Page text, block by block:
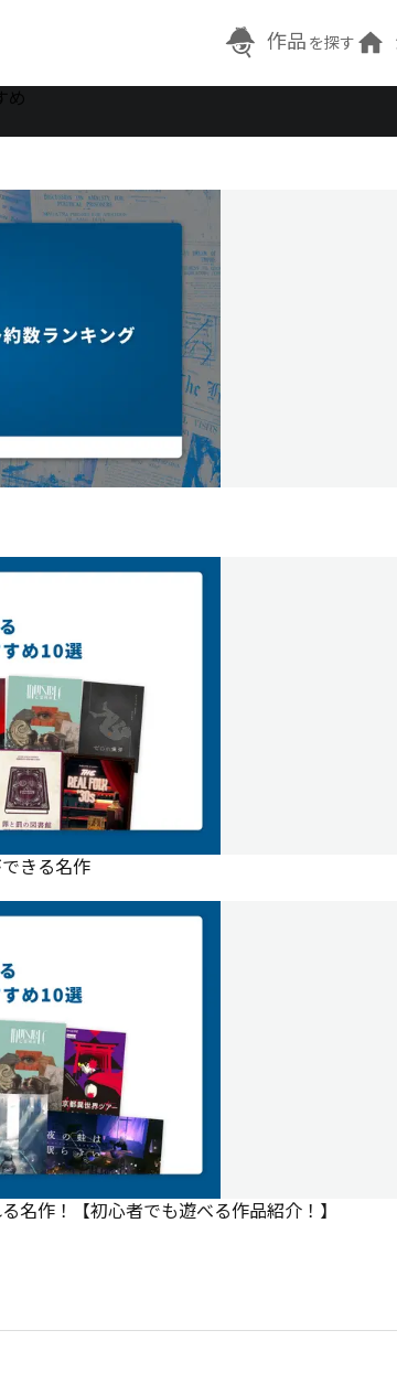
作品 を探す
め
きる名作
名作！【初心者でも遊べる作品紹介！】